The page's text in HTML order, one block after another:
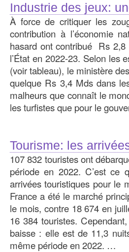
Industrie des jeux:
À force de critiquer les
contribution à l’économie
hasard ont contribué Rs
l’État en 2022-23. Selon les
(voir tableau), le ministère
quelque Rs 3,4 Mds dans
malheurs que connaît le
les turfistes que pour le
Tourisme: les
107 832 touristes ont
période en 2022. C’est ce
arrivées touristiques pour le
France a été le marché
le mois, contre 18 674 en
16 384 touristes.
baisse : elle est de 11,3
même période en 2022. …